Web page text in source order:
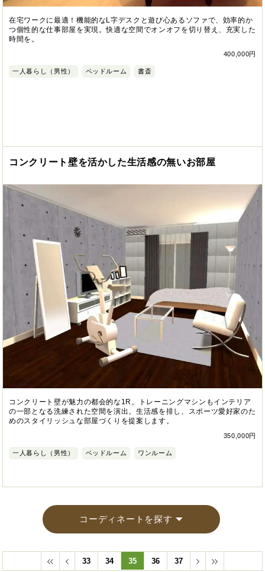
在宅ワークに最適！機能的なL字デスクと遊び心あるソファで、効率的か
つ個性的な仕事部屋を実現。快適な空間でオンオフを切り替え、充実した
時間を。
400,000円
一人暮らし（男性） ベッドルーム 書斎
コンクリート壁を活かした生活感の無いお部屋
コンクリート壁が魅力の都会的な1R。トレーニングマシンもインテリア
の一部となる洗練された空間を演出。生活感を排し、スポーツ愛好家のた
めのスタイリッシュな部屋づくりを提案します。
350,000円
一人暮らし（男性） ベッドルーム ワンルーム
コーディネートを探す
33 34 35 36 37